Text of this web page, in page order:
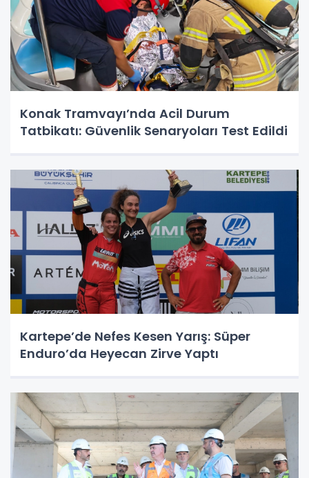
Konak Tramvayı’nda Acil Durum
Tatbikatı: Güvenlik Senaryoları Test Edildi
Kartepe’de Nefes Kesen Yarış: Süper
Enduro’da Heyecan Zirve Yaptı